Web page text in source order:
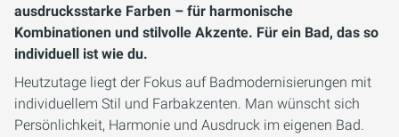
ausdrucksstarke Farben – für harmonische
Kombinationen und stilvolle Akzente. Für ein Bad, das so
individuell ist wie du.
Heutzutage liegt der Fokus auf Badmodernisierungen mit
individuellem Stil und Farbakzenten. Man wünscht sich
Persönlichkeit, Harmonie und Ausdruck im eigenen Bad.